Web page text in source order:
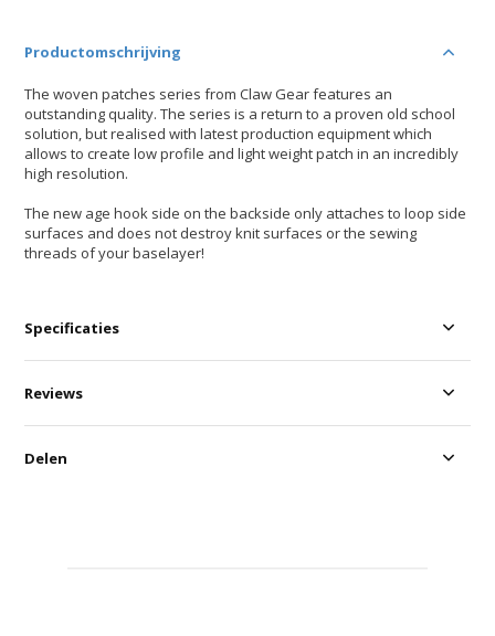
Productomschrijving
The woven patches series from Claw Gear features an
outstanding quality. The series is a return to a proven old school
solution, but realised with latest production equipment which
allows to create low profile and light weight patch in an incredibly
high resolution.
The new age hook side on the backside only attaches to loop side
surfaces and does not destroy knit surfaces or the sewing
threads of your baselayer!
Specificaties
Reviews
Delen